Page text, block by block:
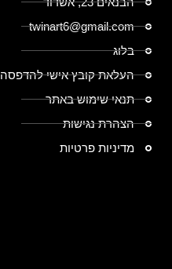
twinart6@gmail.com
בלוג
העלאת קובץ אישי להדפסה
תנאי שימוש באתר
הצהרת נגישות
מדיניות פרטיות